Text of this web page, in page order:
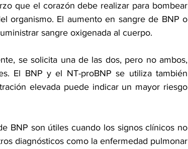
que el corazón debe realizar para bombear
organismo. El aumento en sangre de BNP o
sangre oxigenada al cuerpo.
se solicita una de las dos, pero no ambos,
El BNP y el NT-proBNP se utiliza también
elevada puede indicar un mayor riesgo
BNP son útiles cuando los signos clínicos no
diagnósticos como la enfermedad pulmonar